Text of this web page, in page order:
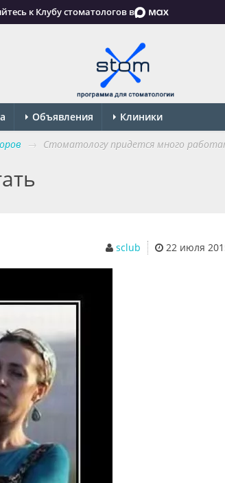
к Клубу стоматологов в
Объявления Клиники
→ Стоматологу придется много
22 июля
sclub